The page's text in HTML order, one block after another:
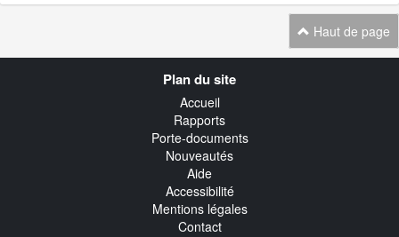
Haut de page
Plan du site
Accueil
Rapports
Porte-documents
Nouveautés
Aide
Accessibilité
Mentions légales
Contact